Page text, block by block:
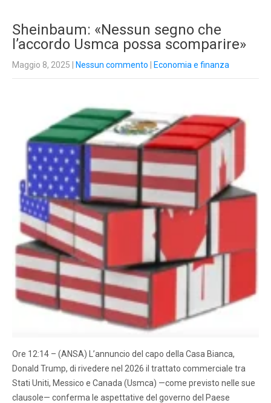
Sheinbaum: «Nessun segno che
l’accordo Usmca possa scomparire»
Maggio 8, 2025 Nessun commento Economia e finanza
Ore 12:14 – (ANSA) L’annuncio del capo della Casa Bianca,
Donald Trump, di rivedere nel 2026 il trattato commerciale tra
Stati Uniti, Messico e Canada (Usmca) —come previsto nelle sue
clausole— conferma le aspettative del governo del Paese